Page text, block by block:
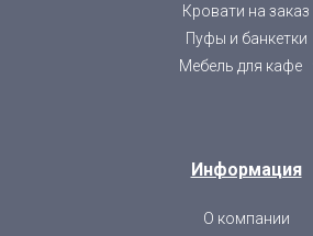
Кровати на заказ
Пуфы и банкетки
Мебель для кафе
Информация
О компании